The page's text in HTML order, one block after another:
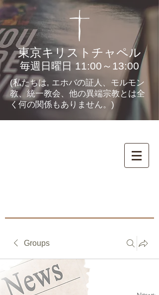
東京キリストチャペル
毎週日曜日 11:00～13:00
(私たちは, エホバの証人、モルモン
教、統一教会、他の異端宗教とは全
く何の関係もありません。)
Groups